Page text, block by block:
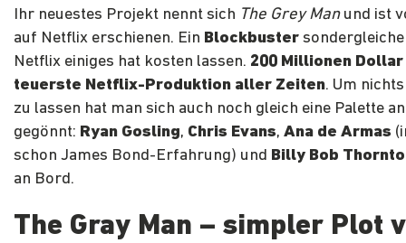
Ihr neuestes Projekt nennt sich The Grey Manund ist
auf Netflix erschienen. Ein Blockbuster
Netflix einiges hat kosten lassen. 200 Millionen
teuerste Netflix-Produktion aller Zeiten. Um
zu lassen hat man sich auch noch gleich eine Palette
gegönnt: Ryan Gosling, Chris Evans, Ana de Armas
schon James Bond-Erfahrung) und Billy Bob
an Bord.
The Gray Man – simpler Plot